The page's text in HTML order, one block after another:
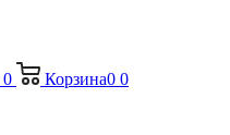
0 Корзина0 0